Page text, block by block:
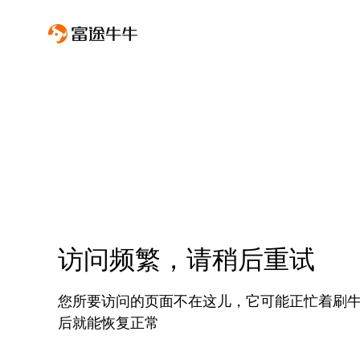
访问频繁，请稍后重试
您所要访问的页面不在这儿，它可能正忙着刷
后就能恢复正常